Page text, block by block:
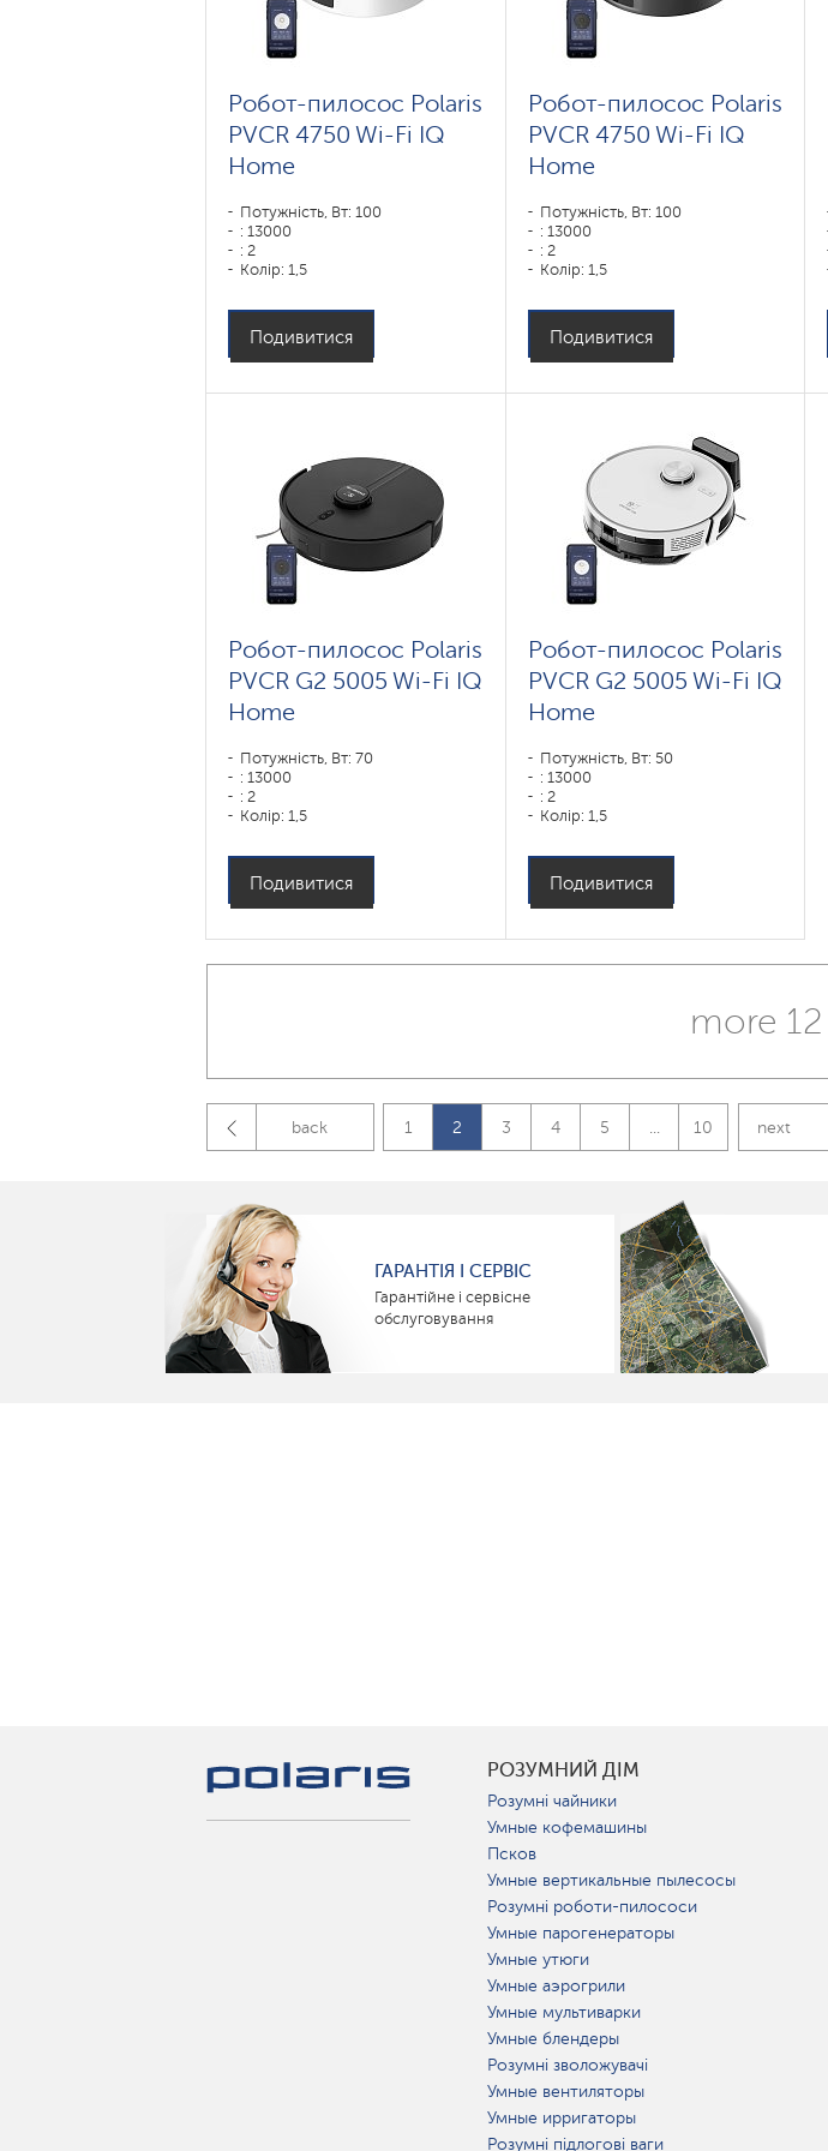
Робот-пилосос Polaris
PVCR 4750 Wi-Fi IQ
Home
Потужність, Вт: 100
: 13000
: 2
Колір: 1,5
Тип збирання: суха і волога
Бічні щітки: 1
Подивитися
Робот-пилосос Polaris
PVCR 4750 Wi-Fi IQ
Home
Потужність, Вт: 100
: 13000
: 2
Колір: 1,5
Тип збирання: суха і волога
Бічні щітки: 1
Подивитися
Робот-пилосос Polaris
PVCR G2 5005 Wi-Fi IQ
Home
Потужність, Вт: 70
: 13000
: 2
Колір: 1,5
Тип збирання: суха і волога
Бічні щітки: 1
Подивитися
Робот-пилосос Polaris
PVCR G2 5005 Wi-Fi IQ
Home
Потужність, Вт: 50
: 13000
: 2
Колір: 1,5
Тип збирання: суха і волога
Бічні щітки: 1
Подивитися
more 12
back 1 2 3 4 5 ... 10 next
ГАРАНТІЯ І СЕРВІС
Гарантійне і сервісне
обслуговування
РОЗУМНИЙ ДІМ
Розумні чайники
Умные кофемашины
Псков
Умные вертикальные пылесосы
Розумні роботи-пилососи
Умные парогенераторы
Умные утюги
Умные аэрогрили
Умные мультиварки
Умные блендеры
Розумні зволожувачі
Умные вентиляторы
Умные ирригаторы
Розумні підлогові ваги